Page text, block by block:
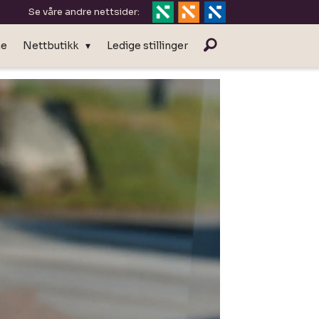
Se våre andre nettsider:
Nettbutikk Ledige stillinger